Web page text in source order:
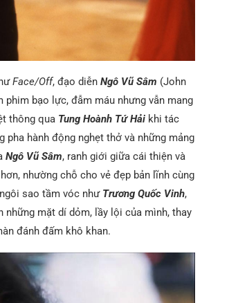
Face/Off, đạo diễn Ngô Vũ Sâm (John
bạo lực, đẫm máu nhưng vẫn mang
thông qua Tung Hoành Tứ Hảikhi tác
pha hành động nghẹt thở và những mảng
Ngô Vũ Sâm, ranh giới giữa cái thiện và
nhường chỗ cho vẻ đẹp bản lĩnh cùng
sao tầm vóc như Trương Quốc Vinh,
mặt dí dỏm, lầy lội của mình, thay
đánh đấm khô khan.